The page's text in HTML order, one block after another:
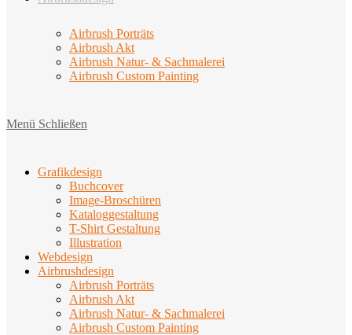
Airbrush Porträts
Airbrush Akt
Airbrush Natur- & Sachmalerei
Airbrush Custom Painting
Menü Schließen
Grafikdesign
Buchcover
Image-Broschüren
Kataloggestaltung
T-Shirt Gestaltung
Illustration
Webdesign
Airbrushdesign
Airbrush Porträts
Airbrush Akt
Airbrush Natur- & Sachmalerei
Airbrush Custom Painting